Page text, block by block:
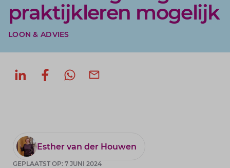
praktijkleren mogelijk
LOON & ADVIES
Deel op LinkedIn
Deel op Facebook
Esther van der Houwen
GEPLAATST OP: 7 JUNI 2024